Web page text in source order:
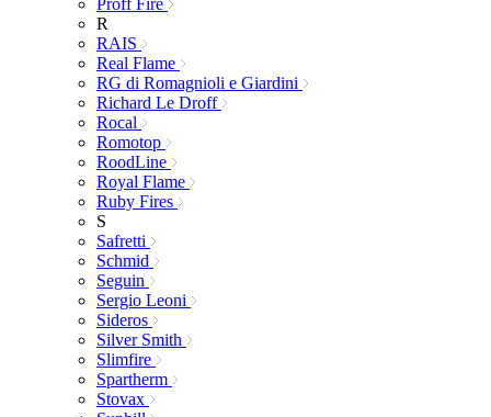
R
RAIS
Real Flame
RG di Romagnioli e Giardini
Richard Le Droff
Rocal
Romotop
RoodLine
Royal Flame
Ruby Fires
S
Safretti
Schmid
Seguin
Sergio Leoni
Sideros
Silver Smith
Slimfire
Spartherm
Stovax